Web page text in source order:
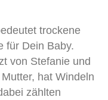
trockene
für Dein Baby.
von Stefanie und
hat Windeln
zählten